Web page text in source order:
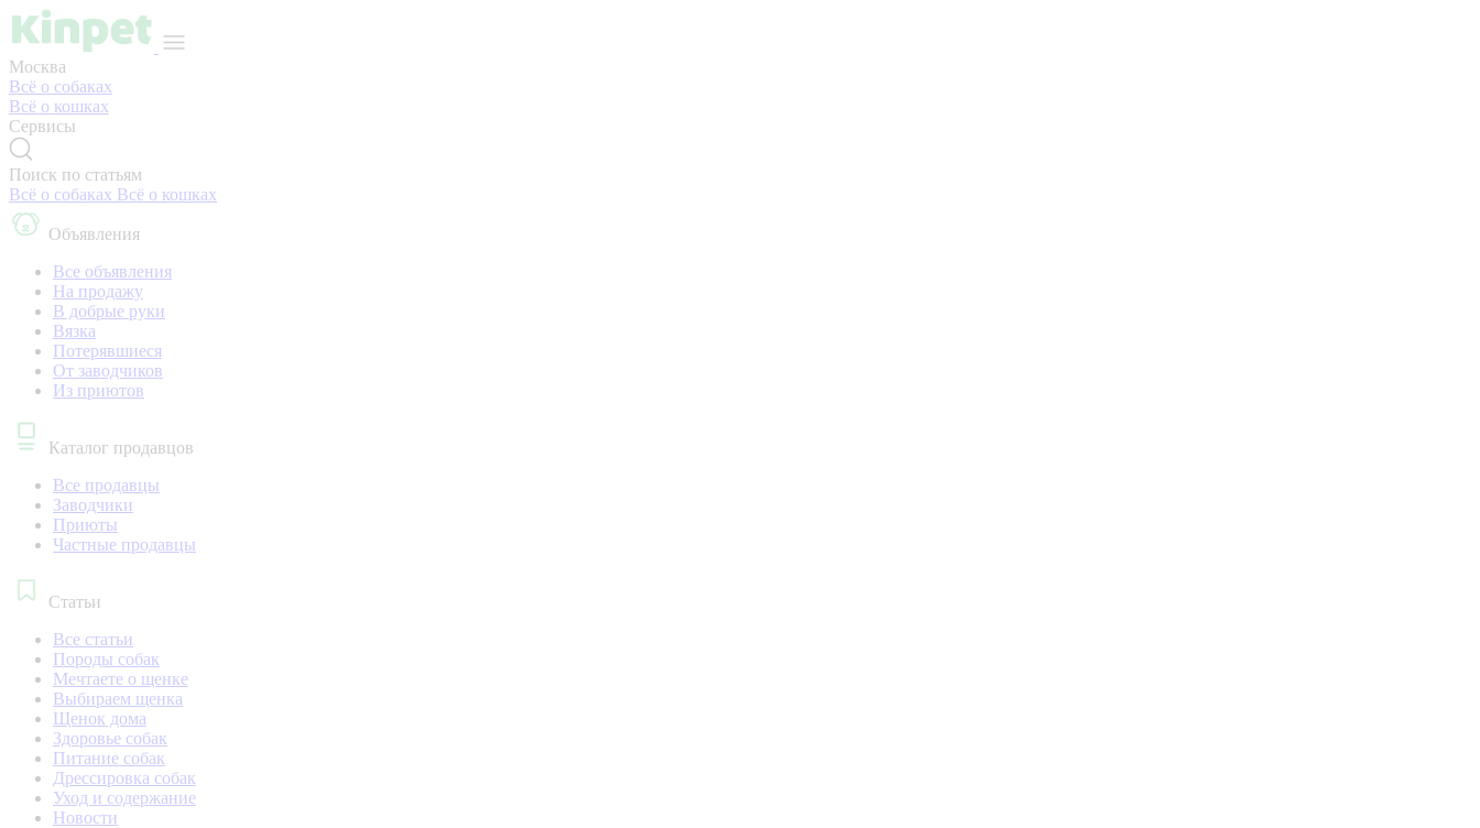
Москва
Всё о собаках
Всё о кошках
Сервисы
Поиск по статьям
Всё о собаках Всё о кошках
Объявления
Все объявления
На продажу
В добрые руки
Вязка
Потерявшиеся
От заводчиков
Из приютов
Каталог продавцов
Все продавцы
Заводчики
Приюты
Частные продавцы
Статьи
Все статьи
Породы собак
Мечтаете о щенке
Выбираем щенка
Щенок дома
Здоровье собак
Питание собак
Дрессировка собак
Уход и содержание
Новости